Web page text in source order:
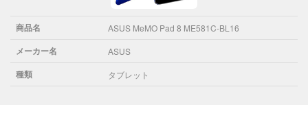
商品名 ASUS MeMO Pad 8 ME581C-BL16
メーカー名 ASUS
種類 タブレット